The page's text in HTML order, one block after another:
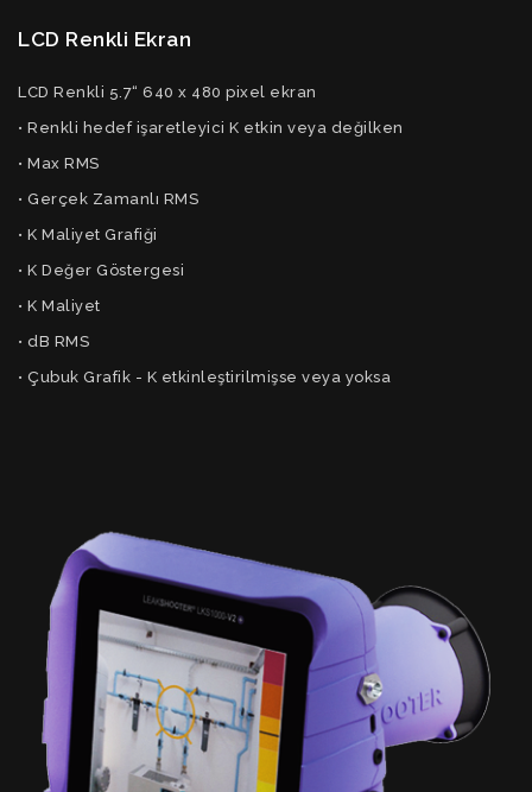
LCD Renkli Ekran
LCD Renkli 5.7“ 640 x 480 pixel ekran
• Renkli hedef işaretleyici K etkin veya değilken
• Max RMS
• Gerçek Zamanlı RMS
• K Maliyet Grafiği
• K Değer Göstergesi
• K Maliyet
• dB RMS
• Çubuk Grafik - K etkinleştirilmişse veya yoksa